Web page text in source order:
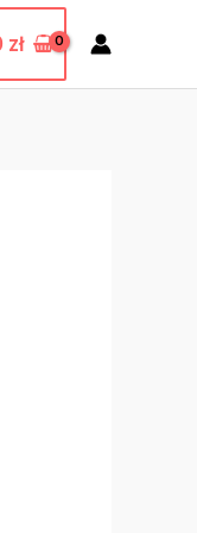
zł